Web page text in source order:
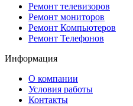
Ремонт телевизоров
Ремонт мониторов
Ремонт Компьютеров
Ремонт Телефонов
Информация
О компании
Условия работы
Контакты